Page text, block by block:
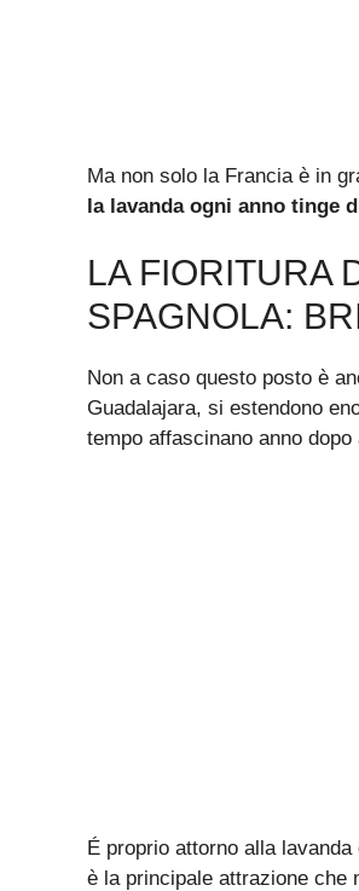
Ma non solo la Francia è in
la lavanda ogni anno tinge
LA FIORITURA
SPAGNOLA:
Non a caso questo posto è
Guadalajara, si estendono
tempo affascinano anno
É proprio attorno alla
è la principale attrazione che